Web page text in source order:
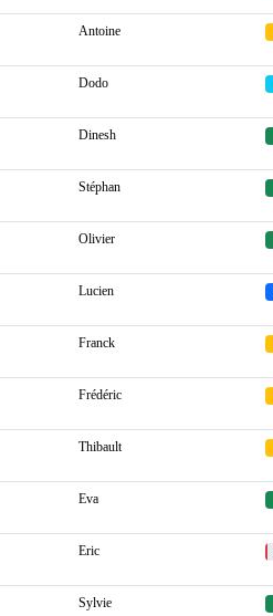
Antoine
Dodo
Dinesh
Stéphan
Olivier
Lucien
Franck
Frédéric
Thibault
Eva
Eric
Sylvie